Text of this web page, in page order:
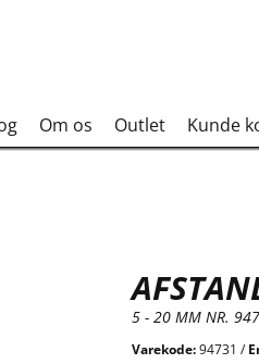
Om os Outlet Kunde
5 - 20 MM NR.
Varekode:94731 /